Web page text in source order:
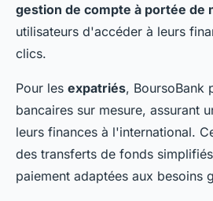
gestion de compte à portée de
utilisateurs d'accéder à leurs
clics.
Pour les expatriés, BoursoBank
bancaires sur mesure, assurant
leurs finances à l'international.
des transferts de fonds
paiement adaptées aux besoins